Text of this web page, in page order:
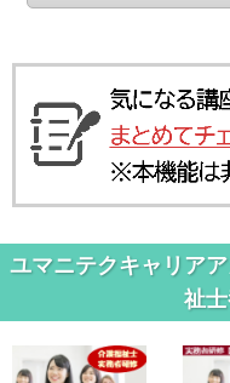
ユマニテクキャリア
祉